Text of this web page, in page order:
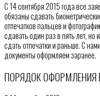
С 14 сентября 2015 года все
обязаны сдавать
отпечатков пальцев и
сдавать один раз в пять лет, но
сдать отпечатки и раньше. С
документы оформляем заранее.
ПОРЯДОК ОФОРМЛЕНИЯ